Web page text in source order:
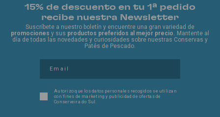
15% de descuento en tu 1ª pedido
recibe nuestra Newsletter
Suscríbete a nuestro boletín y encuentre una gran variedad de
promociones y sus productos preferidos al mejor precio. Mantente al
día de todas las novedades y curiosidades sobre nuestras Conservas y
Patés de Pescado.
Autorizo ​​que los datos personales recogidos se utilizan
con fines de marketing y publicidad de ofertas de
Conserveira do Sul.